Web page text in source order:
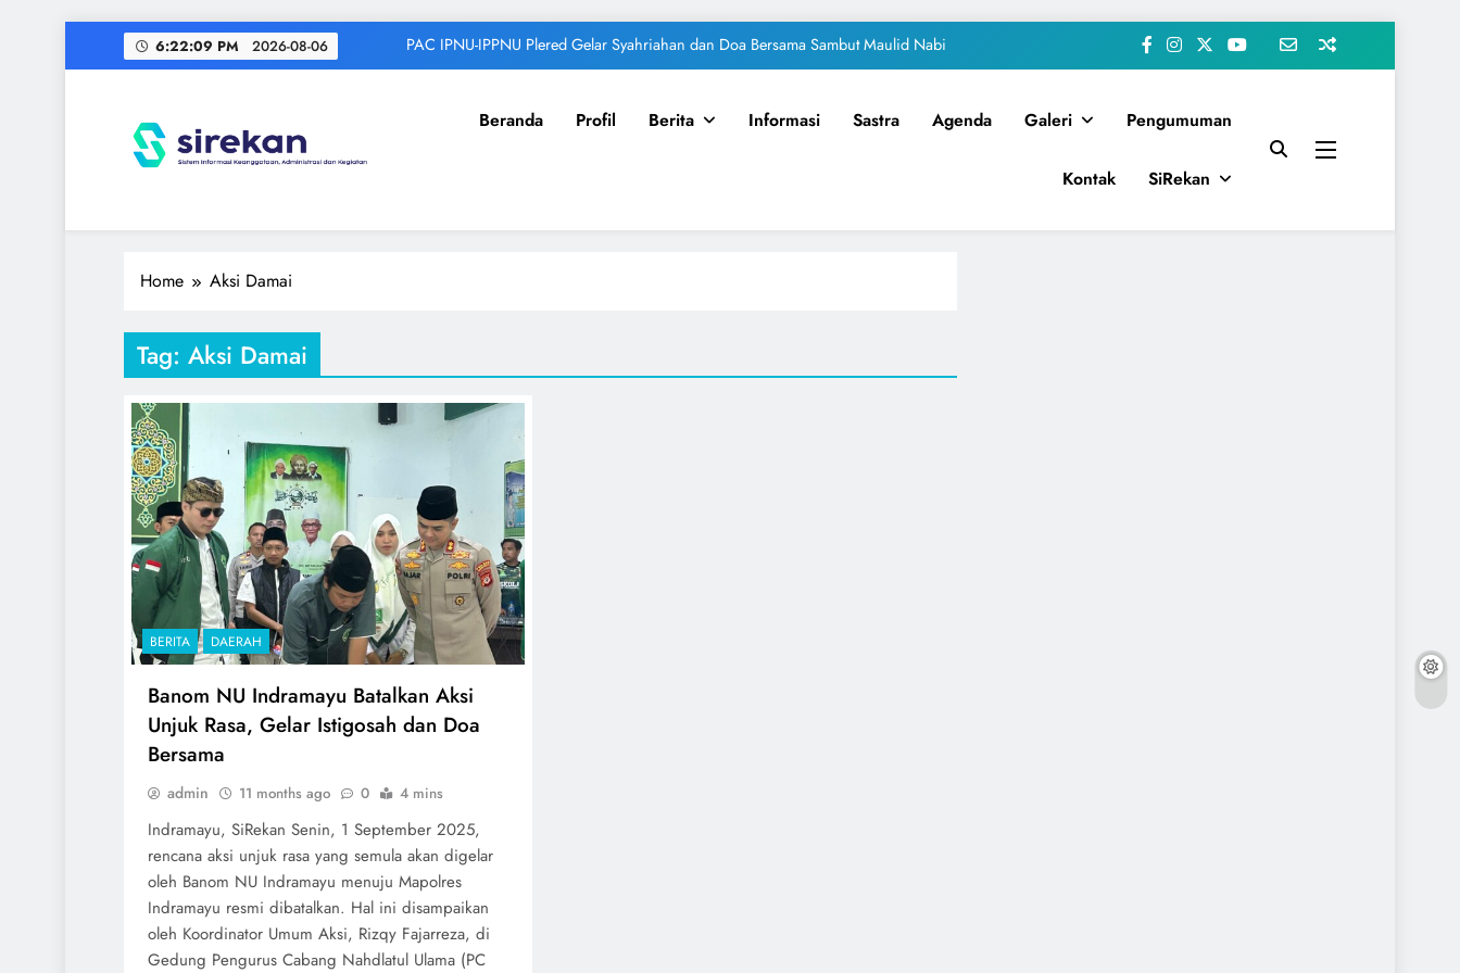
6:22:09 PM 2026-08-06 PAC IPNU-IPPNU Plered Gelar Syahriahan dan Doa Bersama Sambut Maulid Nabi
Beranda Profil Berita Informasi Sastra Agenda Galeri Pengumuman
Kontak SiRekan
Home Aksi Damai
Tag: Aksi Damai
BERITA DAERAH
Banom NU Indramayu Batalkan Aksi
Unjuk Rasa, Gelar Istigosah dan Doa
Bersama
admin 11 months ago 0 4 mins
Indramayu, SiRekan Senin, 1 September 2025,
rencana aksi unjuk rasa yang semula akan digelar
oleh Banom NU Indramayu menuju Mapolres
Indramayu resmi dibatalkan. Hal ini disampaikan
oleh Koordinator Umum Aksi, Rizqy Fajarreza, di
Gedung Pengurus Cabang Nahdlatul Ulama (PC